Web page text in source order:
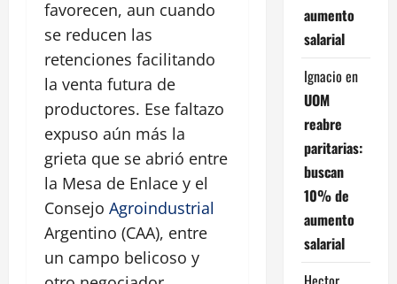
favorecen, aun cuando
se reducen las
retenciones facilitando
la venta futura de
productores. Ese faltazo
expuso aún más la
grieta que se abrió entre
la Mesa de Enlace y el
Consejo Agroindustrial
Argentino (CAA), entre
un campo belicoso y
aumento
salarial
Ignacio en
UOM
reabre
paritarias:
buscan
10% de
aumento
salarial